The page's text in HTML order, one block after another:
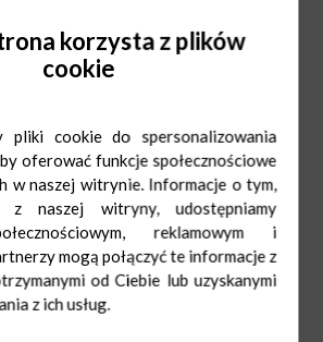
dobre samopoczucie
zdrowia !
korzysta z plików
cookie
pliki cookie do spersonalizowania
oferować funkcje społecznościowe
w naszej witrynie. Informacje o tym,
z naszej witryny, udostępniamy
reklamowym i
mogą połączyć te informacje z
od Ciebie lub uzyskanymi
z ich usług.